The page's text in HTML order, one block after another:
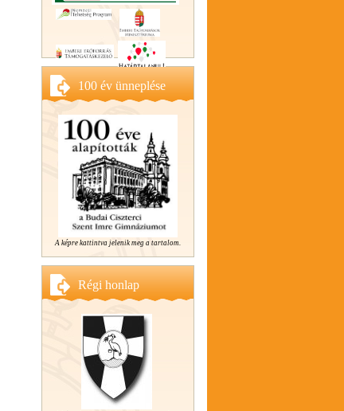
100 év ünneplése
A képre kattintva jelenik meg a tartalom.
Régi honlap